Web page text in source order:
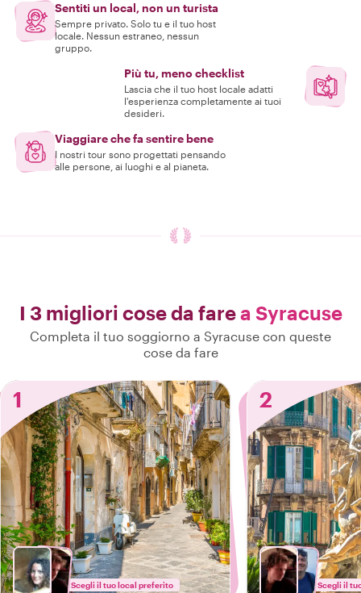
Sentiti un local, non un turista
Sempre privato. Solo tu e il tuo host
locale. Nessun estraneo, nessun
gruppo.
Più tu, meno checklist
Lascia che il tuo host locale adatti
l'esperienza completamente ai tuoi
desideri.
Viaggiare che fa sentire bene
I nostri tour sono progettati pensando
alle persone, ai luoghi e al pianeta.
I 3 migliori cose da farea Syracuse
Completa il tuo soggiorno a Syracuse con queste
cose da fare
1
Scegli il tuo local preferito
2
Scegli il